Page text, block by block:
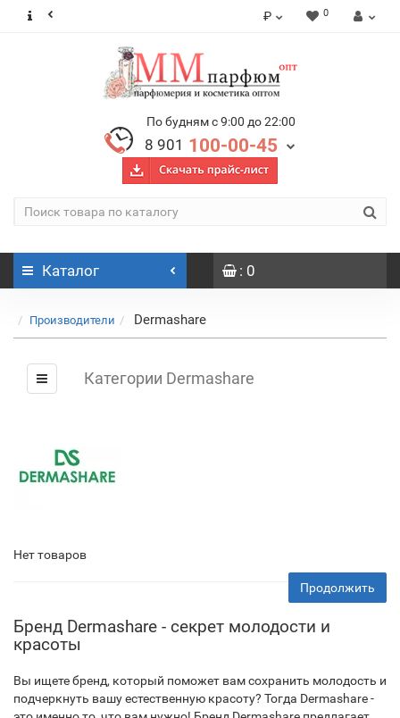
₽ 0
По будням с 9:00 до 22:00
8 901 100-00-45
Каталог : 0
Производители Dermashare
Категории Dermashare
Нет товаров
Продолжить
Бренд Dermashare - секрет молодости и
красоты
Вы ищете бренд, который поможет вам сохранить молодость и
подчеркнуть вашу естественную красоту? Тогда Dermashare -